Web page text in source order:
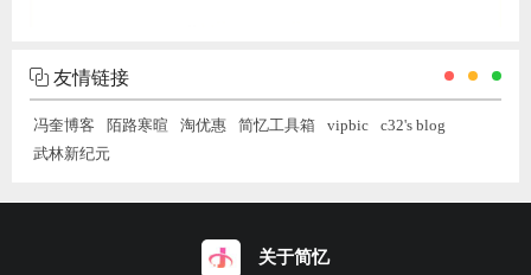
友情链接
冯奎博客 陌路寒暄 淘优惠 简忆工具箱 vipbic
c32's blog
武林新纪元
关于简忆